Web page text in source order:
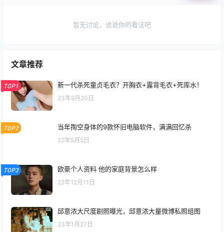
暂无讨论，说说你的看法吧
文章推荐
TOP1 新一代杀死童贞毛衣？开胸衣+露背毛衣+死库水！
23年9月20日
TOP2 当年掏空身体的9款怀旧电脑软件，满满回忆杀
22年5月5日
TOP3 欧豪个人资料 他的家庭背景怎么样
22年12月11日
邱意浓大尺度剧照曝光，邱意浓大量微博私照组图
23年1月27日